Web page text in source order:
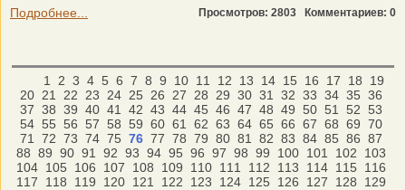
Подробнее...
Просмотров: 2803 Комментариев: 0
1 2 3 4 5 6 7 8 9 10 11 12 13 14 15 16 17 18
19
20 21 22 23 24 25 26 27 28 29 30 31 32 33 34 35 36
37 38 39 40 41 42 43 44 45 46 47 48 49 50 51 52 53
54 55 56 57 58 59 60 61 62 63 64 65 66 67 68 69 70
71
72 73 74 75 76 77 78 79 80 81 82 83 84 85 86 87
88 89 90 91 92 93 94 95 96 97 98 99 100 101 102
103
104 105 106 107 108 109 110 111 112 113 114 115
116
117
118 119 120 121 122 123 124 125 126 127 128
129